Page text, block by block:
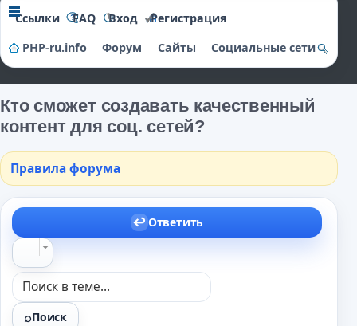
Ссылки FAQ Вход
Регистрация
PHP-ru.info
Форум Сайты
Социальные сети
Кто сможет создавать качественный
контент для соц. сетей?
Правила форума
Ответить
Поиск